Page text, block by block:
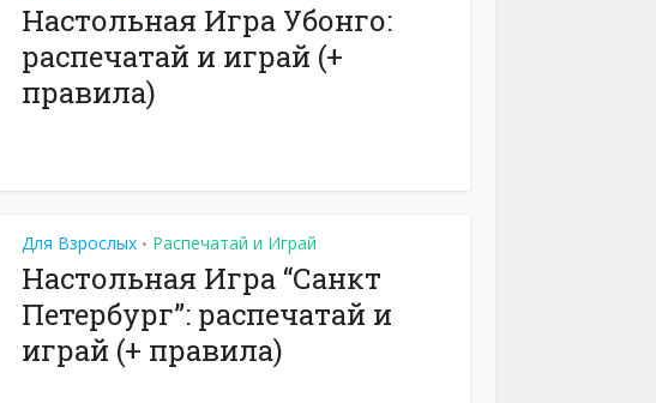
Настольная Игра Убонго:
распечатай и играй (+
правила)
Для Взрослых • Распечатай и Играй
Настольная Игра “Санкт
Петербург”: распечатай и
играй (+ правила)